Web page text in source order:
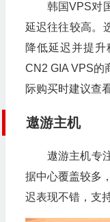
韩国VPS对
延迟往往较高。
降低延迟并提
CN2 GIA VPS的
际购买时建议查
遨游主机
遨游主机专
据中心覆盖较多
迟表现不错，支